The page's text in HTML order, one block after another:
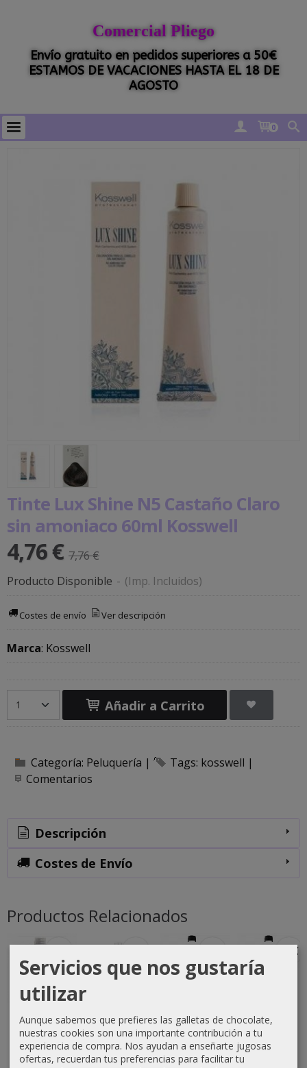
Comercial Pliego
Envío gratuito en pedidos superiores a 50€
ESTAMOS DE VACACIONES HASTA EL 18 DE
AGOSTO
0
Tinte Lux Shine N5 Castaño Claro
sin amoniaco 60ml Kosswell
4,76 € 7,76 €
Producto Disponible - (Imp. Incluidos)
Costes de envío Ver descripción
Marca: Kosswell
Añadir a Carrito
Categoría: Peluquería | Tags: kosswell |
Comentarios
Descripción
Costes de Envío
Productos Relacionados
Crema
oxigenada
Techline
1000ml
Crema
oxigenada
Techline
75ml 40...
Crema
oxigenada
Absoluk
1000ml
-3 €
Crema
oxigenada
1000ml
Servicios que nos gustaría
utilizar
Aunque sabemos que prefieres las galletas de chocolate,
nuestras cookies son una importante contribución a tu
experiencia de compra. Nos ayudan a enseñarte jugosas
ofertas, recuerdan tus preferencias para facilitar tu